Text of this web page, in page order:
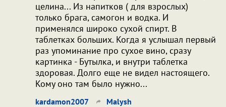
целина... Из напитков ( для взрослых)
только брага, самогон и водка. И
применялся широко сухой спирт. В
таблетках больших. Когда я услышал первый
раз упоминание про сухое вино, сразу
картинка - Бутылка, и внутри таблетка
здоровая. Долго еще не видел настоящего.
Кому оно там было нужно...
kardamon2007 Malysh